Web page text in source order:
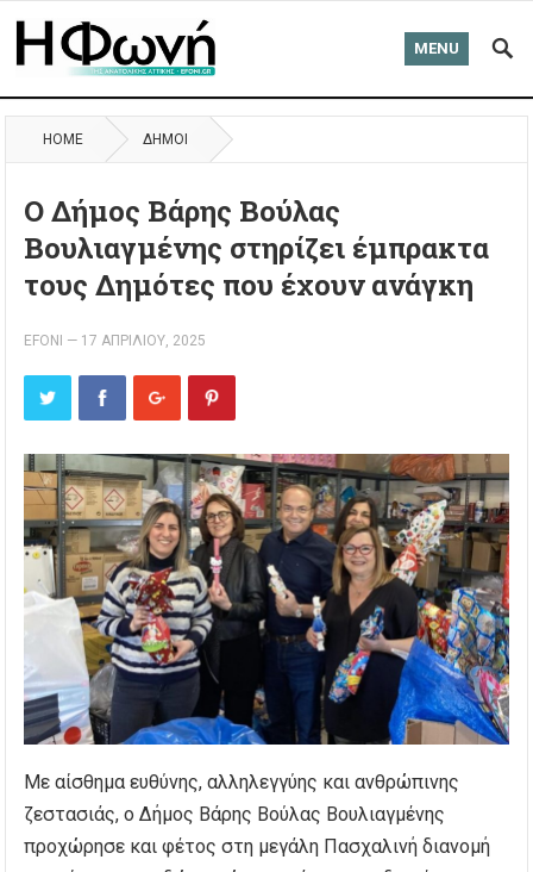
MENU
HOME ΔΉΜΟΙ
Ο Δήμος Βάρης Βούλας
Βουλιαγμένης στηρίζει έμπρακτα
τους Δημότες που έχουν ανάγκη
EFONI — 17 ΑΠΡΙΛΊΟΥ, 2025
Με αίσθημα ευθύνης, αλληλεγγύης και ανθρώπινης
ζεστασιάς, ο Δήμος Βάρης Βούλας Βουλιαγμένης
προχώρησε και φέτος στη μεγάλη Πασχαλινή διανομή